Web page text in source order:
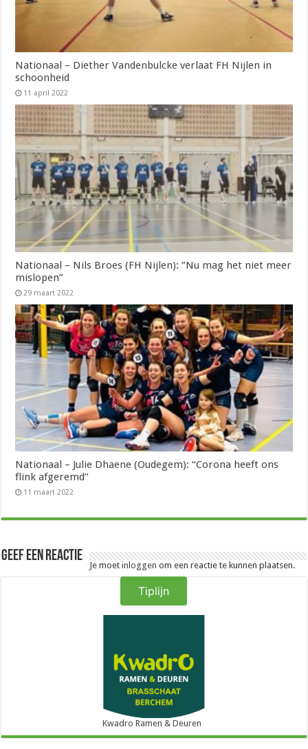
Nationaal – Diether Vandenbulcke verlaat FH Nijlen in
schoonheid
11 april 2022
Nationaal – Nils Broes (FH Nijlen): ”Nu mag het niet meer
mislopen”
29 maart 2022
Nationaal – Julie Dhaene (Oudegem): “Corona heeft ons
flink afgeremd”
11 maart 2022
Geef een reactie
Je moetinloggen om een reactie te kunnen plaatsen.
Tiplijn
Kwadro Ramen & Deuren